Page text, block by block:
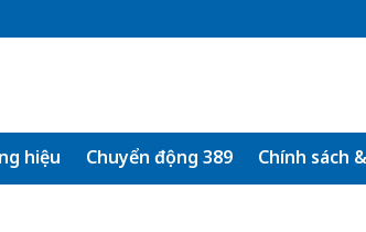
hiệu Chuyển động 389 Chính sách